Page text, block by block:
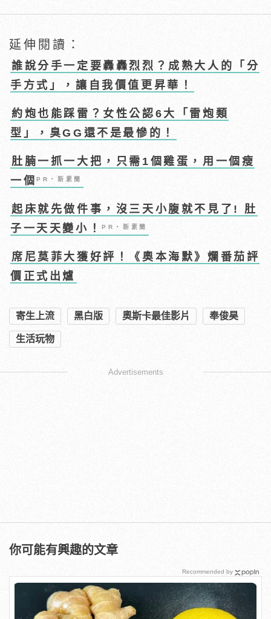
延伸閱讀：
誰說分手一定要轟轟烈烈？成熟大人的「分
手方式」，讓自我價值更昇華！
約炮也能踩雷？女性公認6大「雷炮類
型」，臭GG還不是最慘的！
肚腩一抓一大把，只需1個雞蛋，用一個瘦
一個PR・新素簡
起床就先做件事，沒三天小腹就不見了! 肚
子一天天變小！PR・新素簡
席尼莫菲大獲好評！《奧本海默》爛番茄評
價正式出爐
寄生上流 黑白版 奧斯卡最佳影片 奉俊昊
生活玩物
Advertisements
你可能有興趣的文章
Recommended by